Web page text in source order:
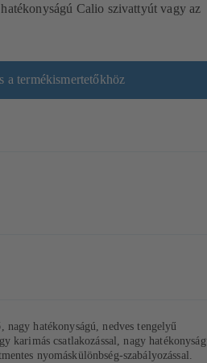
Calio szivattyút vagy az
a termékismertetőkhöz
nagy hatékonyságú, nedves tengelyű
karimás csatlakozással, nagy
nyomáskülönbség-szabályozással.